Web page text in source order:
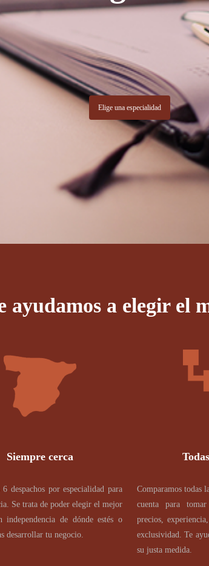
Elige una especialidad
ayudamos a elegir el
Siempre cerca
6 despachos por especialidad para
Se trata de poder elegir el mejor
independencia de dónde estés o
desarrollar tu negocio.
Comparamos todas
cuenta para
precios,
exclusividad. Te
su justa medida.